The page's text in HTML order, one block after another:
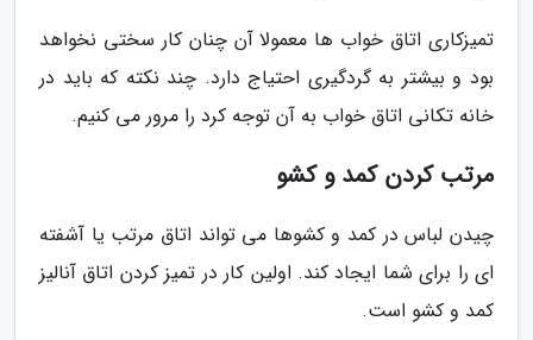
تمیزکاری اتاق خواب ها معمولا آن چنان کار سختی نخواهد
بود و بیشتر به گردگیری احتیاج دارد. چند نکته که باید در
خانه تکانی اتاق خواب به آن توجه کرد را مرور می کنیم.
مرتب کردن کمد و کشو
چیدن لباس در کمد و کشوها می تواند اتاق مرتب یا آشفته
ای را برای شما ایجاد کند. اولین کار در تمیز کردن اتاق آنالیز
کمد و کشو است.